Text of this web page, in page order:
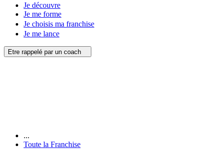
Je découvre
Je me forme
Je choisis ma franchise
Je me lance
Etre rappelé par un coach
...
Toute la Franchise